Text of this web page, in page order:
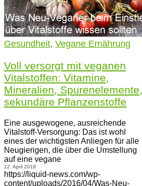
Gesundheit, Vegane Ernährung
Voll versorgt mit veganen
Vitalstoffen: Vitamine,
Mineralien, Spurenelemente,
sekundäre Pflanzenstoffe
Eine ausgewogene, ausreichende
Vitalstoff-Versorgung: Das ist wohl
eines der wichtigsten Anliegen für alle
Neugierigen, die über die Umstellung
auf eine vegane
12. April 2016
https://liquid-news.com/wp-
content/uploads/2016/04/Was-Neu-